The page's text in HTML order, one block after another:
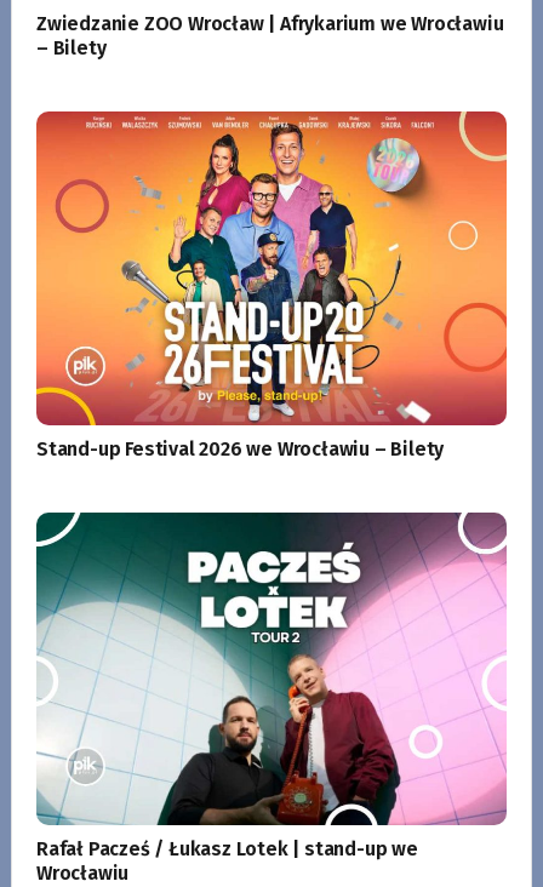
Zwiedzanie ZOO Wrocław | Afrykarium we Wrocławiu
– Bilety
Stand-up Festival 2026 we Wrocławiu – Bilety
Rafał Pacześ / Łukasz Lotek | stand-up we
Wrocławiu